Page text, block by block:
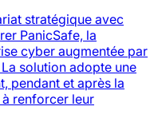
stratégique avec
PanicSafe, la
cyber augmentée par
solution adopte une
pendant et après la
renforcer leur